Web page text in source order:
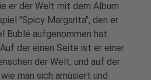
er der Welt mit dem Album
"Spicy Margarita", den er
Bublé aufgenommen hat.
der einen Seite ist er einer
der Welt, und auf der
man sich amüsiert und